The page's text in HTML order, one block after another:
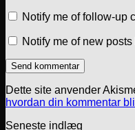
Notify me of follow-up
Notify me of new
Dette site anvender
hvordan din kommentar
Seneste indlæg